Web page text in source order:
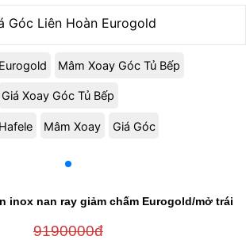
Góc Liên Hoàn Eurogold
Mâm Xoay Góc Tủ Bếp
Giá Xoay Góc Tủ Bếp
Mâm Xoay Giá Góc
inox nan ray giảm chấm Eurogold/mở trái
9190000đ